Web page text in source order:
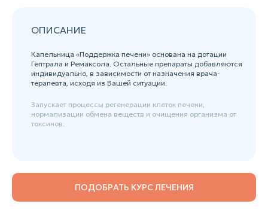
ОПИСАНИЕ
Капельница «Поддержка печени» основана на дотации
Гептрала и Ремаксола. Остальные препараты добавляются
индивидуально, в зависимости от назначения врача-
терапевта, исходя из Вашей ситуации.
Запускает процессы регенерации клеток печени,
нормализации обмена веществ и очищения организма от
токсинов.
ПОДОБРАТЬ КУРС ЛЕЧЕНИЯ